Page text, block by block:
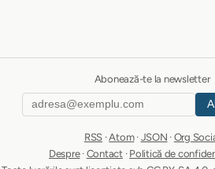
Abonează-te la newsletter
RSS ·Atom· JSON · Org
Despre· Contact· Politică de